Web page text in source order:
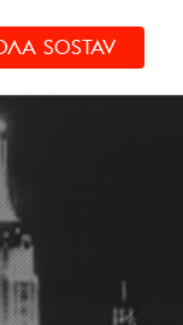
SOSTAV